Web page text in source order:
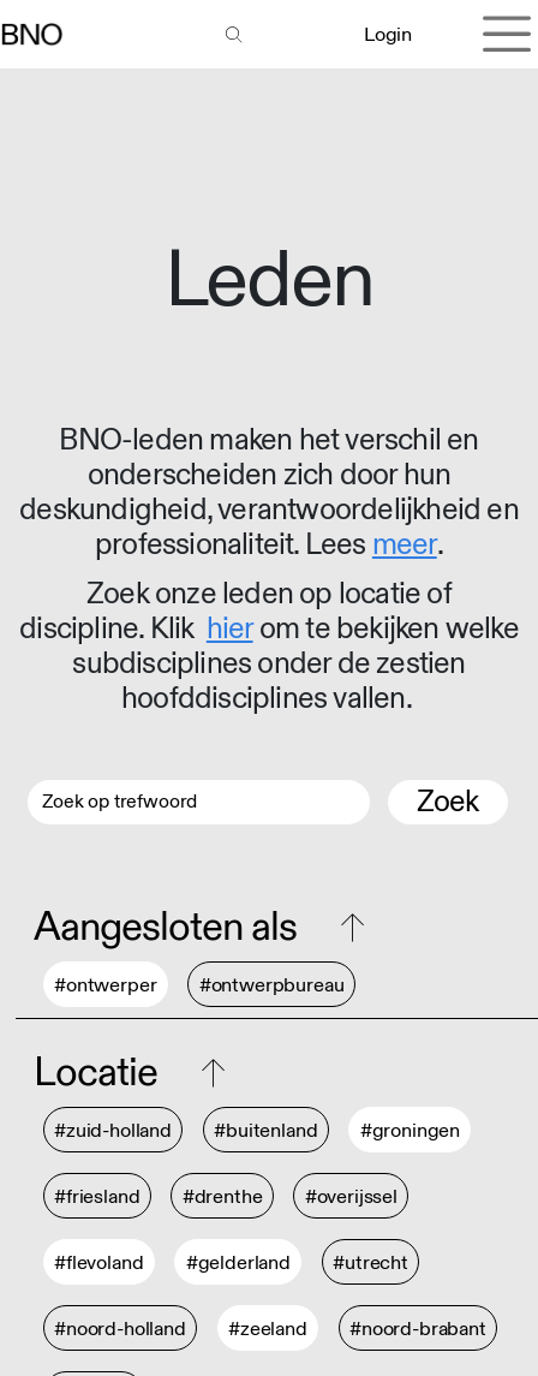
Login
Leden
BNO-leden maken het verschil en
onderscheiden zich door hun
deskundigheid, verantwoordelijkheid en
professionaliteit. Lees meer.
Zoek onze leden op locatie of
discipline. Klik hierom te bekijken welke
subdisciplines onder de zestien
hoofddisciplines vallen.
Zoek
Aangesloten als
#ontwerper #ontwerpbureau
Locatie
#zuid-holland #buitenland #groningen
#friesland #drenthe #overijssel
#flevoland #gelderland #utrecht
#noord-holland #zeeland #noord-brabant